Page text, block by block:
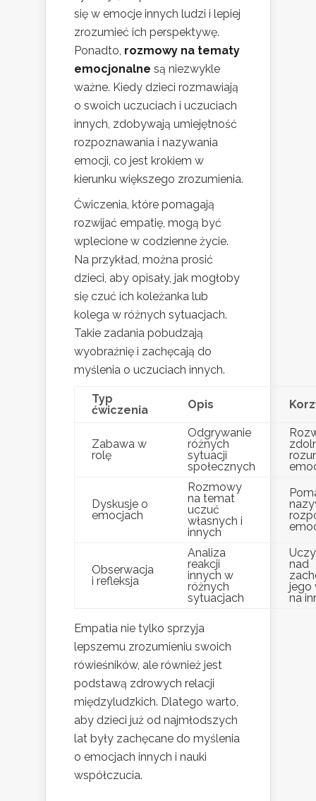
się w emocje innych ludzi i lepiej
zrozumieć ich perspektywę.
Ponadto, rozmowy na tematy
emocjonalne są niezwykle
ważne. Kiedy dzieci rozmawiają
o swoich uczuciach i uczuciach
innych, zdobywają umiejętność
rozpoznawania i nazywania
emocji, co jest krokiem w
kierunku większego zrozumienia.
Ćwiczenia, które pomagają
rozwijać empatię, mogą być
wplecione w codzienne życie.
Na przykład, można prosić
dzieci, aby opisały, jak mogłoby
się czuć ich koleżanka lub
kolega w różnych sytuacjach.
Takie zadania pobudzają
wyobraźnię i zachęcają do
myślenia o uczuciach innych.
Typ
ćwiczenia
Opis
Zabawa w
rolę
Odgrywanie
różnych
sytuacji
społecznych
Dyskusje o
emocjach
Rozmowy
na temat
uczuć
własnych i
innych
Obserwacja
i refleksja
Analiza
reakcji
innych w
różnych
sytuacjach
nad
jego
na
Empatia nie tylko sprzyja
lepszemu zrozumieniu swoich
rówieśników, ale również jest
podstawą zdrowych relacji
międzyludzkich. Dlatego warto,
aby dzieci już od najmłodszych
lat były zachęcane do myślenia
o emocjach innych i nauki
współczucia.